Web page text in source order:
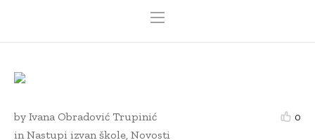
13 OŽUJKA, 2025
0
by Ivana Obradović Trupinić
in Nastupi izvan škole Novosti